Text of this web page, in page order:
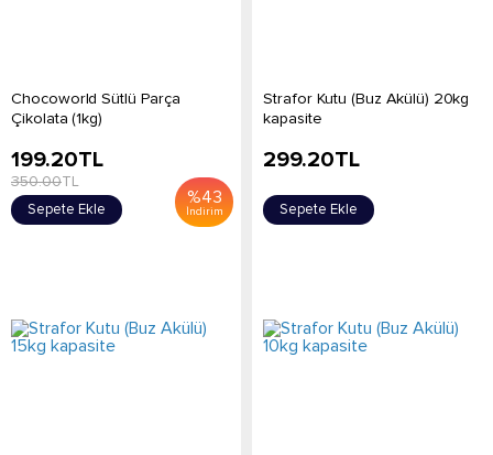
Chocoworld Sütlü Parça
Çikolata (1kg)
%43
İndirim
199.20TL
350.00TL
Sepete Ekle
Strafor Kutu (Buz Akülü) 20kg
kapasite
299.20TL
Sepete Ekle